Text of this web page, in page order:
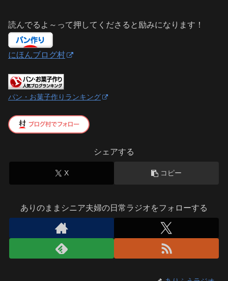
読んでるよ～って押してくださると励みになります！
にほんブログ村
パン・お菓子作りランキング
シェアする
X コピー
ありのままシニア夫婦の日常ラジオをフォローする